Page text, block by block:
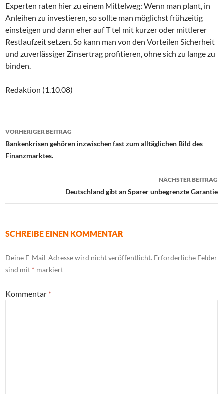
Experten raten hier zu einem Mittelweg: Wenn man plant, in
Anleihen zu investieren, so sollte man möglichst frühzeitig
einsteigen und dann eher auf Titel mit kurzer oder mittlerer
Restlaufzeit setzen. So kann man von den Vorteilen Sicherheit
und zuverlässiger Zinsertrag profitieren, ohne sich zu lange zu
binden.
Redaktion (1.10.08)
Beitrags-
Navigation
VORHERIGER BEITRAG
Bankenkrisen gehören inzwischen fast zum alltäglichen Bild des
Finanzmarktes.
NÄCHSTER BEITRAG
Deutschland gibt an Sparer unbegrenzte Garantie
SCHREIBE EINEN KOMMENTAR
Deine E-Mail-Adresse wird nicht veröffentlicht. Erforderliche Felder
sind mit * markiert
Kommentar *